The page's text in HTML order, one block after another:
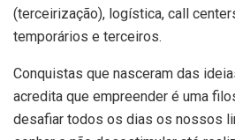
(terceirização), logística, call
temporários e terceiros.
Conquistas que nasceram das
acredita que empreender é uma
desafiar todos os dias os nossos